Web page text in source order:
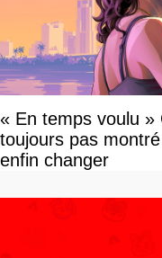
« En temps voulu
toujours pas
enfin changer